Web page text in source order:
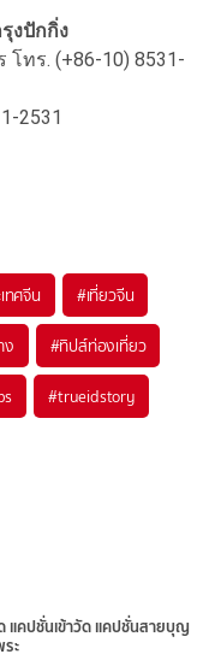
งปักกิ่ง
ทร. (+86-10) 8531-
2531
ทศจีน #เที่ยวจีน
ง #ทิปส์ท่องเที่ยว
#trueidstory
แคปชั่นเข้าวัด แคปชั่นสายบุญ
ะ